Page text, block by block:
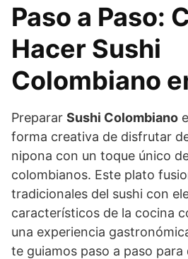
Paso a Paso:
Hacer Sushi
Colombiano
Preparar Sushi Colombiano
forma creativa de disfrutar
nipona con un toque único
colombianos. Este plato
tradicionales del sushi con
característicos de la cocina
una experiencia
te guiamos paso a paso para